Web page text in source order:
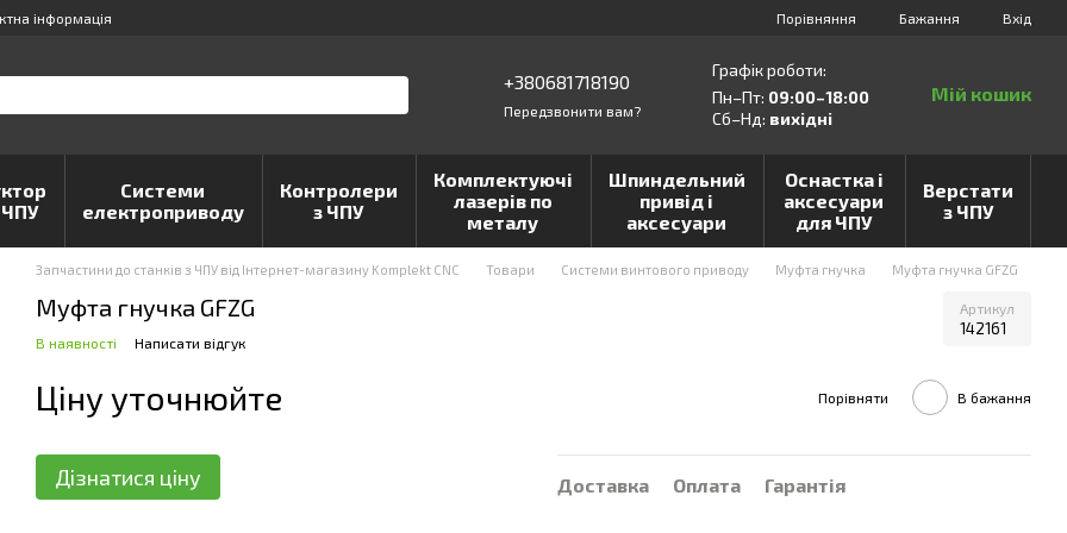
інформація Порівняння Бажання Вхід
+380681718190
Передзвонити вам?
Графік роботи:
Пн–Пт: 09:00–18:00
Сб–Нд: вихідні
Мій кошик
Системи
електроприводу
Контролери
з ЧПУ
Комплектуючі
лазерів по
металу
Шпиндельний
привід і
аксесуари
Оснастка і
аксесуари
для ЧПУ
Верстати
з ЧПУ
Запчастини до станків з ЧПУ від Інтернет-магазину Komplekt CNC Товари Системи винтового приводу Муфта гнучка Муфта гнучка GFZG
Муфта гнучка GFZG Артикул
142161
В наявності Написати відгук
Ціну уточнюйте Порівняти В бажання
Дізнатися ціну Доставка Оплата Гарантія